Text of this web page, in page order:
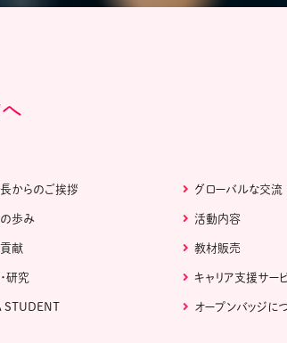
からのご挨拶 グローバルな交流
歩み 活動内容
献 教材販売
研究 キャリア支援サー
STUDENT オープンバッジに